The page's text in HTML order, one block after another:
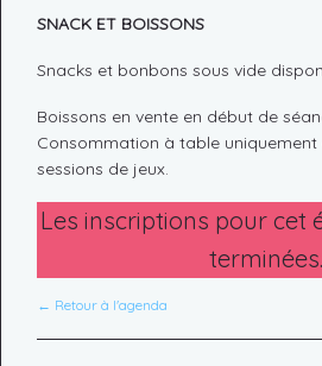
SNACK ET BOISSONS
Snacks et bonbons sous vide
Boissons en vente en début de
Consommation à table uniquement
sessions de jeux.
Les inscriptions pour cet
terminées.
← Retour à l'agenda